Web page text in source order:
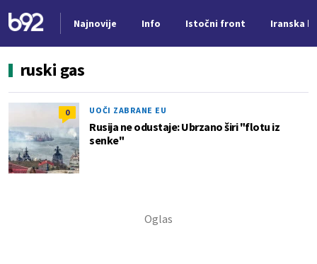
Najnovije Info Istočni front Iranska
ruski gas
0 UOČI ZABRANE EU
Rusija ne odustaje: Ubrzano širi "flotu iz
senke"